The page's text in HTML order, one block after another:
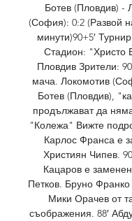
Ботев (Пловдив) -
(София): 0:2 (Развой
минути)90+5′
Стадион: "Христо
Пловдив Зрители:
мача. Локомотив
Ботев (Пловдив),
продължават да
"Колежа" Вижте
Карлос Франса е
Християн Чипев.
Кацаров е
Петков. Бруно
Мики Орачев от
съображения. 88′